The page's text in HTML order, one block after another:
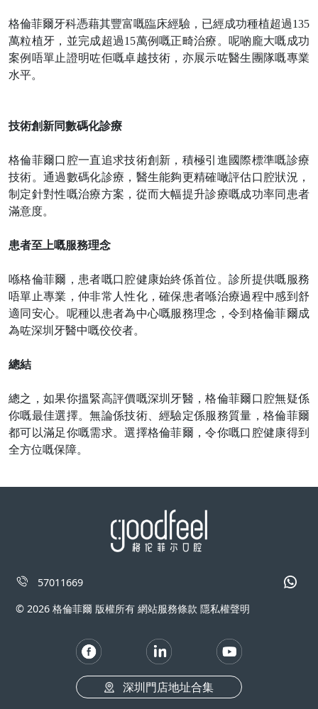
格倫菲爾牙科憑藉其豐富嘅臨床經驗，已經成功種植超過135
萬粒植牙，並完成超過15萬例嘅正畸治療。呢啲龐大嘅成功
案例唔單止證明咗佢嘅卓越技術，亦展示咗醫生團隊嘅專業
水平。
技術創新同數碼化診療
格倫菲爾口腔一直追求技術創新，積極引進國際標準嘅診療
技術。通過數碼化診療，醫生能夠更精確噉評估口腔狀況，
制定針對性嘅治療方案，從而大幅提升診療嘅成功率同患者
滿意度。
患者至上嘅服務理念
喺格倫菲爾，患者嘅口腔健康始終係首位。診所提供嘅服務
唔單止專業，仲非常人性化，確保患者喺治療過程中感到舒
適同安心。呢種以患者為中心嘅服務理念，令到格倫菲爾成
為咗深圳牙醫中嘅佼佼者。
總結
總之，如果你搵緊高評價嘅深圳牙醫，格倫菲爾口腔無疑係
你嘅最佳選擇。無論係技術、經驗定係服務質量，格倫菲爾
都可以滿足你嘅需求。選擇格倫菲爾，令你嘅口腔健康得到
全方位嘅保障。
57011669
© 2026 格倫菲爾 版權所有 網站服務條款 隱私權聲明
深圳門店地址合集